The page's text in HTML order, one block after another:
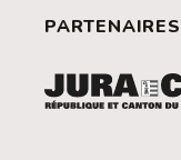
PARTENAIRES